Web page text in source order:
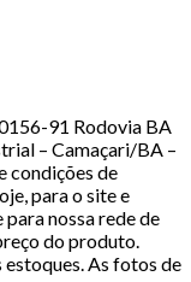
91 Rodovia BA
– Camaçari/BA –
condições de
para o site e
para nossa rede de
do produto.
As fotos de